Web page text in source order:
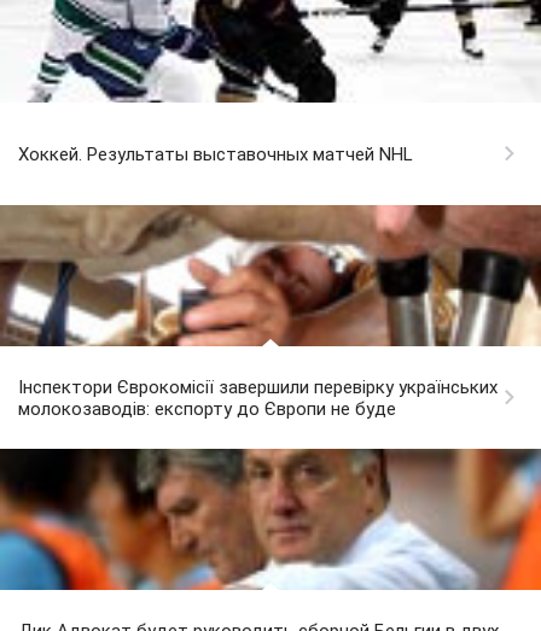
Хоккей. Результаты выставочных матчей NHL
Інспектори Єврокомісії завершили перевірку українських
молокозаводів: експорту до Європи не буде